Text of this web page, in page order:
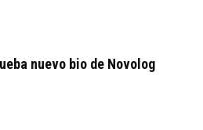
nuevo bio de Novolog